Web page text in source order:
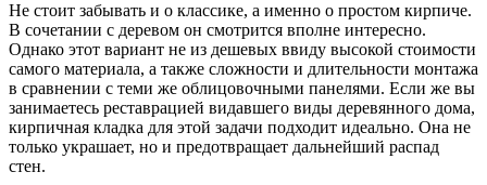
Не стоит забывать и о классике, а именно о простом кирпиче.
В сочетании с деревом он смотрится вполне интересно.
Однако этот вариант не из дешевых ввиду высокой стоимости
самого материала, а также сложности и длительности монтажа
в сравнении с теми же облицовочными панелями. Если же вы
занимаетесь реставрацией видавшего виды деревянного дома,
кирпичная кладка для этой задачи подходит идеально. Она не
только украшает, но и предотвращает дальнейший распад
стен.